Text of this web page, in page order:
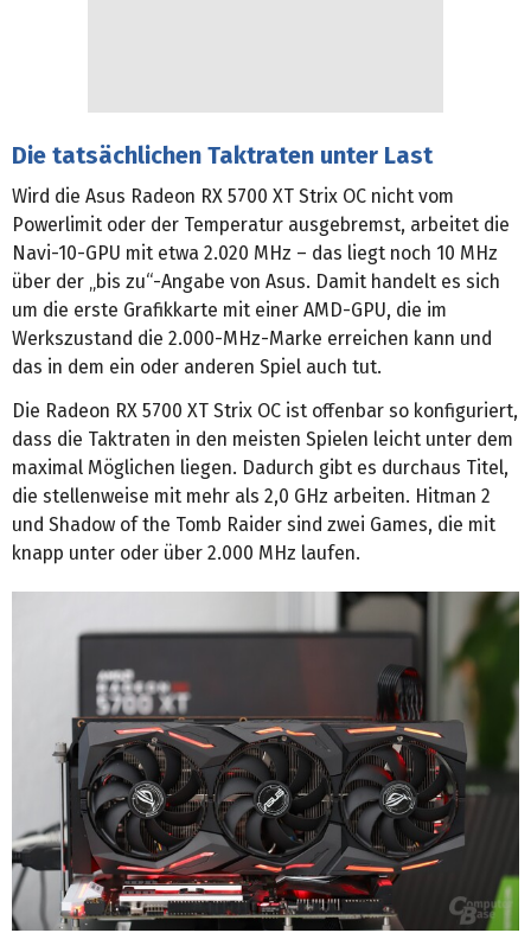
Die tatsächlichen Taktraten unter Last
Wird die Asus Radeon RX 5700 XT Strix OC nicht vom
Powerlimit oder der Temperatur ausgebremst, arbeitet die
Navi-10-GPU mit etwa 2.020 MHz – das liegt noch 10 MHz
über der „bis zu“-Angabe von Asus. Damit handelt es sich
um die erste Grafikkarte mit einer AMD-GPU, die im
Werkszustand die 2.000-MHz-Marke erreichen kann und
das in dem ein oder anderen Spiel auch tut.
Die Radeon RX 5700 XT Strix OC ist offenbar so konfiguriert,
dass die Taktraten in den meisten Spielen leicht unter dem
maximal Möglichen liegen. Dadurch gibt es durchaus Titel,
die stellenweise mit mehr als 2,0 GHz arbeiten. Hitman 2
und Shadow of the Tomb Raider sind zwei Games, die mit
knapp unter oder über 2.000 MHz laufen.